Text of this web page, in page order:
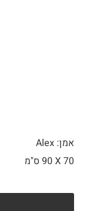
אמן: Alex
70 X